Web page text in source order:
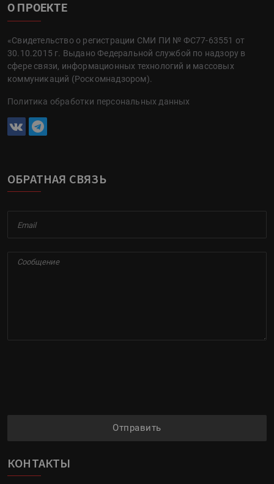
О ПРОЕКТЕ
«Свидетельство о регистрации СМИ ПИ № ФС77-63551 от
30.10.2015 г. Выдано Федеральной службой по надзору в
сфере связи, информационных технологий и массовых
коммуникаций (Роскомнадзором).
Политика обработки персональных данных
ОБРАТНАЯ СВЯЗЬ
Отправить
КОНТАКТЫ